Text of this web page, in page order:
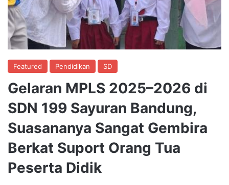
Featured Pendidikan SD
Gelaran MPLS 2025–2026 di
SDN 199 Sayuran Bandung,
Suasananya Sangat Gembira
Berkat Suport Orang Tua
Peserta Didik